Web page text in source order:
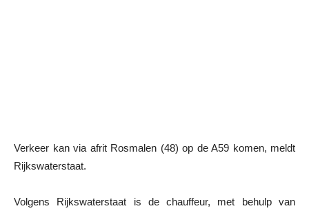
Verkeer kan via afrit Rosmalen (48) op de A59 komen, meldt
Rijkswaterstaat.
Volgens Rijkswaterstaat is de chauffeur, met behulp van